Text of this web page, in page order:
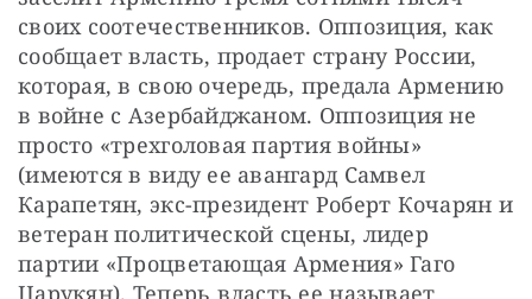
своих соотечественников. Оппозиция, как
сообщает власть, продает страну России,
которая, в свою очередь, предала Армению
в войне с Азербайджаном. Оппозиция не
просто «трехголовая партия войны»
(имеются в виду ее авангард Самвел
Карапетян, экс-президент Роберт Кочарян и
ветеран политической сцены, лидер
партии «Процветающая Армения» Гаго
Царукян). Теперь власть ее называет